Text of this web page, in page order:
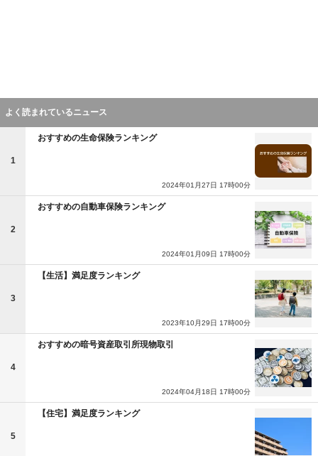
よく読まれているニュース
1
おすすめの生命保険ランキング
2024年01月27日 17時00分
2
おすすめの自動車保険ランキング
2024年01月09日 17時00分
3
【生活】満足度ランキング
2023年10月29日 17時00分
4
おすすめの暗号資産取引所現物取引
2024年04月18日 17時00分
5
【住宅】満足度ランキング